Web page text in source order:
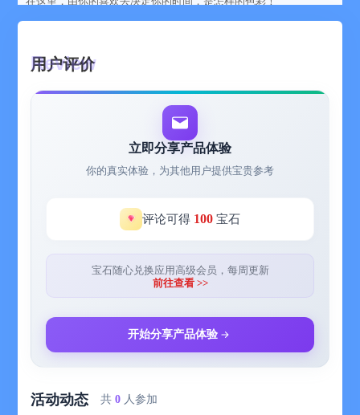
##功能介紹：
■ 翻页时钟，复古翻页风格让你感受时间的折叠；
■ 呼吸时钟，带有呼吸韵律的闪烁让你静享时光的流逝；
■ 定制色采，亲手制作属于自己的色采时钟，还能从色采中获取上
■ 展示模式，横竖屏两种展示模式自动跟随切换，想怎么看就怎么
如果你觉得这些还不够，并且还喜欢我们的话，更多新功能（番茄
钟，白噪音等）将迭代开发中～
学习陪伴，读书陪伴，最美摆拍，没事发呆，想静静了，旧机利
用，培养美感等等开发者想不到的无限可能等你来挖掘！喵！
##应用特色
■ 自带上千主题配色的时钟，让你每日的时光多姿多彩；
■ 从色采应用中精选的四大色采主题和十六张精美色卡；
彩与时间的交错；
■ 持續更新的原創主题和色采插画以及色采故事；
用户评价
立即分享产品体验
你的真实体验，为其他用户提供宝贵参考
评论可得 100 宝石
宝石随心兑换应用高级会员，每周更新
前往查看 >>
开始分享产品体验
活动动态 共0 人参加